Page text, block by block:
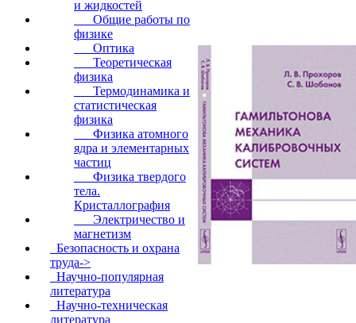
и жидкостей
Общие работы по
физике
Оптика
Теоретическая
физика
Термодинамика и
статистическая
физика
Физика атомного
ядра и элементарных
частиц
Физика твердого
тела.
Кристаллография
Электричество и
магнетизм
Безопасность и охрана
труда->
Научно-популярная
литература
Научно-техническая
литература